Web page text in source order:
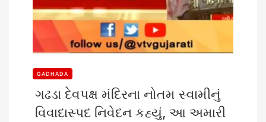
GADHADA
ગઢડા દેવપક્ષ મંદિરના નોતમ સ્વામીનું
વિવાદાસ્પદ નિવેદન કહ્યું, આ અમારી